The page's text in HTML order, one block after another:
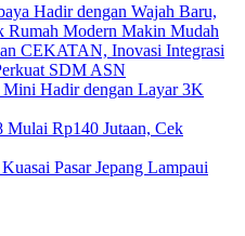
Hadir dengan Wajah Baru,
Rumah Modern Makin Mudah
CEKATAN, Inovasi Integrasi
SDM ASN
Hadir dengan Layar 3K
Mulai Rp140 Jutaan, Cek
Pasar Jepang Lampaui